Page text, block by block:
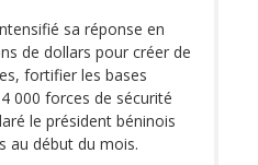
sa réponse en
de dollars pour créer de
fortifier les bases
000 forces de sécurité
le président béninois
au début du mois.